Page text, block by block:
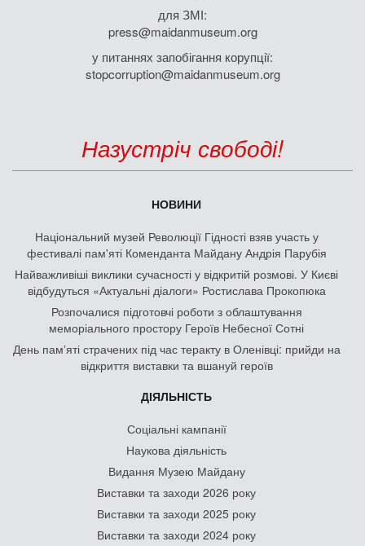
для ЗМІ:
press@maidanmuseum.org
у питаннях запобігання корупції:
stopcorruption@maidanmuseum.org
Назустріч свободі!
НОВИНИ
Національний музей Революції Гідності взяв участь у
фестивалі пам'яті Коменданта Майдану Андрія Парубія
Найважливіші виклики сучасності у відкритій розмові. У Києві
відбудуться «Актуальні діалоги» Ростислава Прокопюка
Розпочалися підготовчі роботи з облаштування
меморіального простору Героїв Небесної Сотні
День памʼяті страчених під час теракту в Оленівці: прийди на
відкриття виставки та вшануй героїв
ДІЯЛЬНІСТЬ
Соціальні кампанії
Наукова діяльність
Видання Музею Майдану
Виставки та заходи 2026 року
Виставки та заходи 2025 року
Виставки та заходи 2024 року